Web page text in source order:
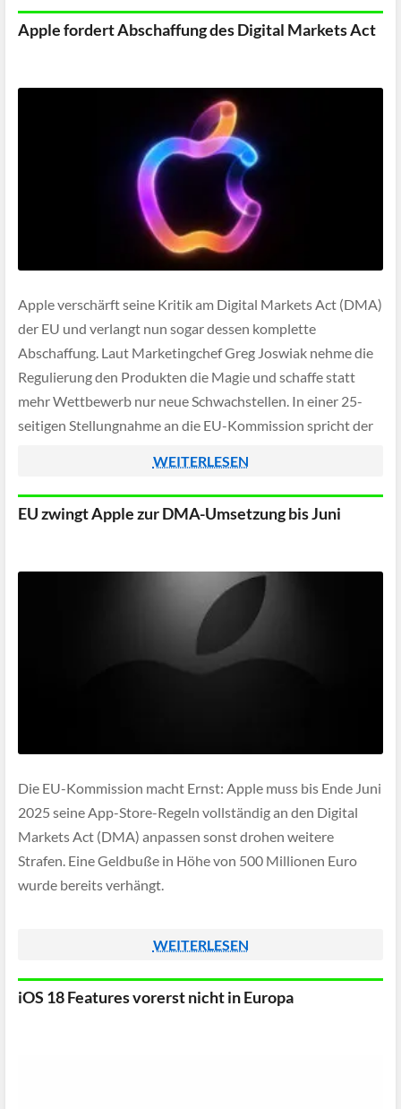
Auch Innovationen […]
Apple fordert Abschaffung des Digital Markets Act
Apple verschärft seine Kritik am Digital Markets Act (DMA)
der EU und verlangt nun sogar dessen komplette
Abschaffung. Laut Marketingchef Greg Joswiak nehme die
Regulierung den Produkten die Magie und schaffe statt
mehr Wettbewerb nur neue Schwachstellen. In einer 25-
seitigen Stellungnahme an die EU-Kommission spricht der
WEITERLESEN
EU zwingt Apple zur DMA-Umsetzung bis Juni
Die EU-Kommission macht Ernst: Apple muss bis Ende Juni
2025 seine App-Store-Regeln vollständig an den Digital
Markets Act (DMA) anpassen sonst drohen weitere
Strafen. Eine Geldbuße in Höhe von 500 Millionen Euro
wurde bereits verhängt.
WEITERLESEN
iOS 18 Features vorerst nicht in Europa